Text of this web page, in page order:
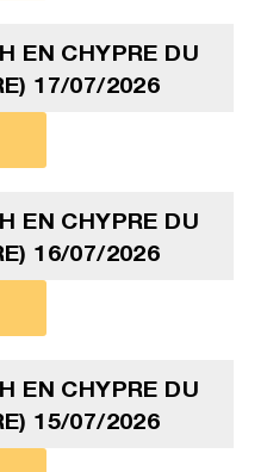
EN CHYPRE DU
17/07/2026
EN CHYPRE DU
16/07/2026
EN CHYPRE DU
15/07/2026